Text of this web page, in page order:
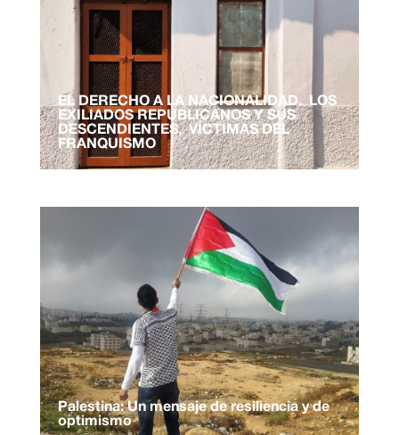
EL DERECHO A LA NACIONALIDAD. LOS
EXILIADOS REPUBLICANOS Y SUS
DESCENDIENTES, VÍCTIMAS DEL
FRANQUISMO
Palestina: Un mensaje de resiliencia y de
optimismo